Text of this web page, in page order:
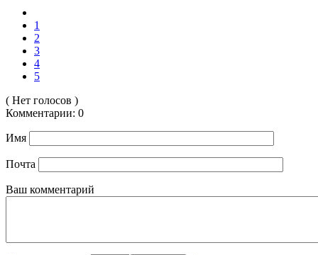
1
2
3
4
5
( Нет голосов )
Комментарии: 0
Имя
Почта
Ваш комментарий